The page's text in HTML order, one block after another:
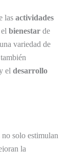
las actividades
bienestar de
variedad de
el desarrollo
solo estimulan
la